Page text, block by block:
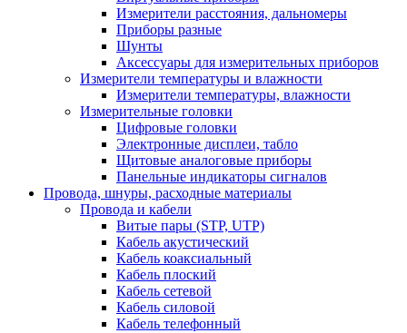
Измерители расстояния, дальномеры
Приборы разные
Шунты
Аксессуары для измерительных приборов
Измерители температуры и влажности
Измерители температуры, влажности
Измерительные головки
Цифровые головки
Электронные дисплеи, табло
Щитовые аналоговые приборы
Панельные индикаторы сигналов
Провода, шнуры, расходные материалы
Провода и кабели
Витые пары (STP, UTP)
Кабель акустический
Кабель коаксиальный
Кабель плоский
Кабель сетевой
Кабель силовой
Кабель телефонный